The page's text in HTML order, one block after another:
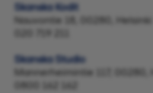
Skanska Kodit
Nauvontie 18, 00280, Helsinki
Skanska Studio
Mannerheimintie 117, 00280,
0800 162 162